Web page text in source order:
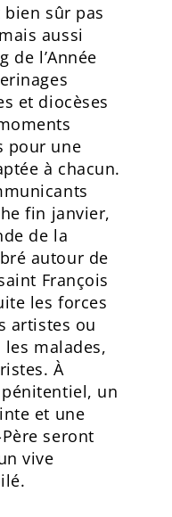
bien sûr pas
aussi
de l’Année
et diocèses
pour une
à chacun.
fin janvier,
de la
autour de
François
les forces
artistes ou
malades,
À
un
et une
seront
vive